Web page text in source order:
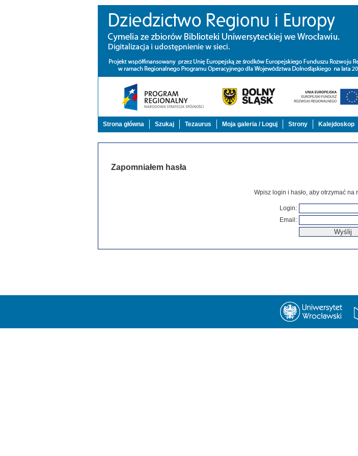
Strona główna Szukaj Tezaurus Moja galeria / Loguj Strony Kalejdoskop
Zapomniałem hasła
Wpisz login i hasło, aby otrzymać na
Login:
Email :